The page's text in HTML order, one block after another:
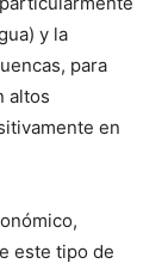
y la
para
altos
en
este tipo de